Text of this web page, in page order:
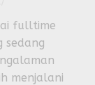
fulltime
sedang
menjalani